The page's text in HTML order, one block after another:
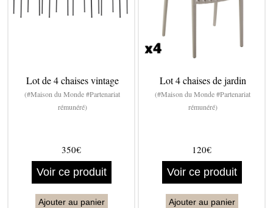
Lot de 4 chaises vintage
(#Maison du Monde #Partenariat
rémunéré)
350€
Voir ce produit
Ajouter au panier
Lot 4 chaises de jardin
(#Maison du Monde #Partenariat
rémunéré)
120€
Voir ce produit
Ajouter au panier